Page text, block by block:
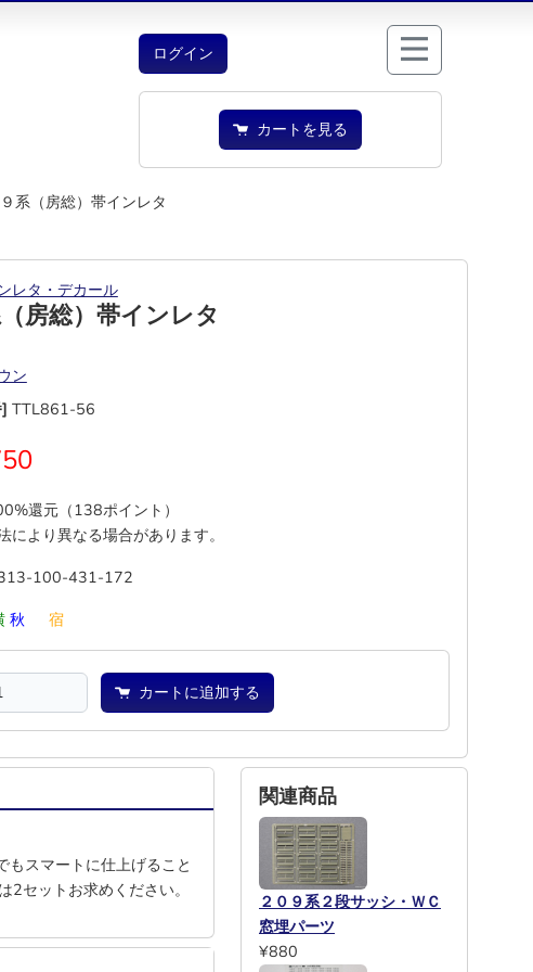
ログイン
カートを見る
系（房総）帯インレタ
レタ・デカール
房総）帯インレタ
ン
TTL861-56
還元（138ポイント）
により異なる場合があります。
100-431-172
秋 宿
カートに追加する
スマートに仕上げること
セットお求めください。
関連商品
２０９系２段サッシ・ＷＣ
窓埋パーツ
¥880